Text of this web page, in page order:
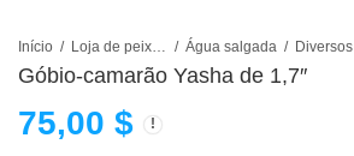
Início Água salgada Diversos
Góbio-camarão Yasha de 1,7″
75,00 $